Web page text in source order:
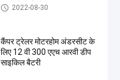
आरवी कैंपर बैटरी
2022-08-30
कैंपर ट्रेलर मोटरहोम अंडरसीट के
लिए 12 वी 300 एएच आरवी डीप
साइकिल बैटरी